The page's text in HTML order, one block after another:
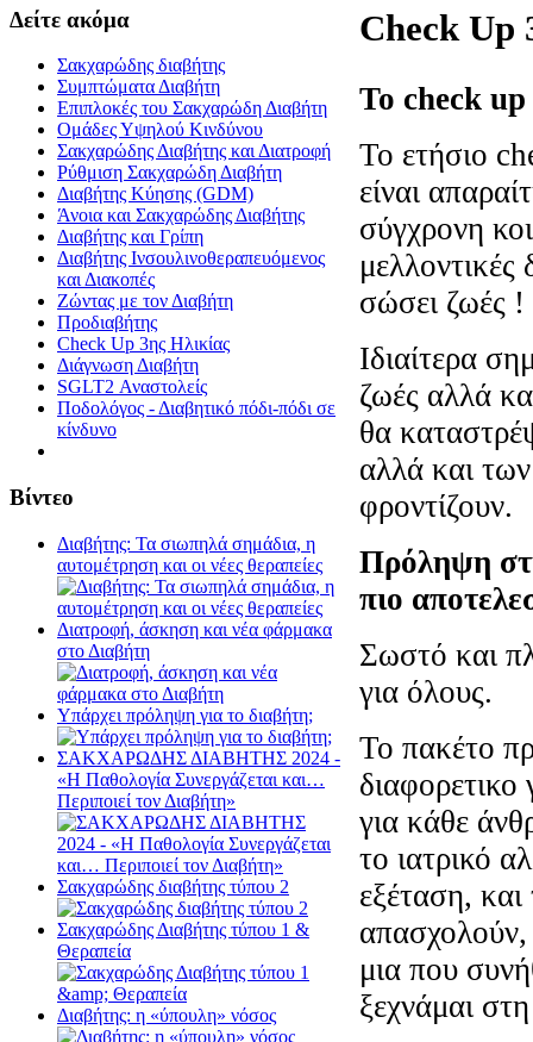
Check Up
Το check up
Το ετήσιο
είναι
σύγχρονη
σώσει ζωές !
Ιδιαίτερα
ζωές αλλά
θα
αλλά και
φροντίζουν.
Πρόληψη
πιο
Σωστό και
για όλους.
Το πακέτο
διαφορετικο
για κάθε
το ιατρικό
εξέταση,
απασχολούν,
μια που
ξεχνάμαι
Δείτε ακόμα
Σακχαρώδης διαβήτης
Συμπτώματα Διαβήτη
Επιπλοκές του Σακχαρώδη Διαβήτη
Oμάδες Υψηλού Κινδύνου
Σακχαρώδης Διαβήτης και Διατροφή
Ρύθμιση Σακχαρώδη Διαβήτη
Διαβήτης Κύησης (GDM)
Άνοια και Σακχαρώδης Διαβήτης
Διαβήτης και Γρίπη
Διαβήτης Ινσουλινοθεραπευόμενος
και Διακοπές
Ζώντας με τον Διαβήτη
Προδιαβήτης
Check Up 3ης Ηλικίας
Διάγνωση Διαβήτη
SGLT2 Αναστολείς
Ποδολόγος - Διαβητικό πόδι-πόδι σε
κίνδυνο
Βίντεο
Διαβήτης: Τα σιωπηλά σημάδια, η
αυτομέτρηση και οι νέες θεραπείες
Διατροφή, άσκηση και νέα φάρμακα
στο Διαβήτη
Υπάρχει πρόληψη για το διαβήτη;
ΣΑΚΧΑΡΩΔΗΣ ΔΙΑΒΗΤΗΣ 2024 -
«Η Παθολογία Συνεργάζεται και…
Περιποιεί τον Διαβήτη»
Σακχαρώδης διαβήτης τύπου 2
Σακχαρώδης Διαβήτης τύπου 1 &
Θεραπεία
Διαβήτης: η «ύπουλη» νόσος